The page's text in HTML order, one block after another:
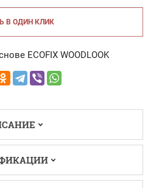
В ОДИН КЛИК
ECOFIX WOODLOOK